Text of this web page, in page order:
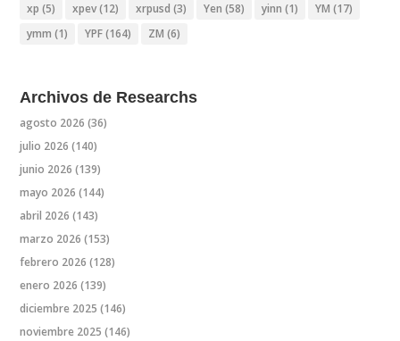
xp (5) xpev(12) xrpusd (3) Yen (58) yinn (1) YM (17)
ymm (1) YPF(164) ZM (6)
Archivos de Researchs
agosto 2026 (36)
julio 2026 (140)
junio 2026 (139)
mayo 2026 (144)
abril 2026 (143)
marzo 2026 (153)
febrero 2026 (128)
enero 2026 (139)
diciembre 2025 (146)
noviembre 2025 (146)